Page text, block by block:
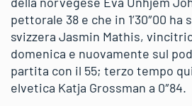
pettorale 38 e che in 1’30″00 ha
svizzera Jasmin Mathis,
domenica e nuovamente sul
partita con il 55; terzo tempo
elvetica Katja Grossman a 0″84.